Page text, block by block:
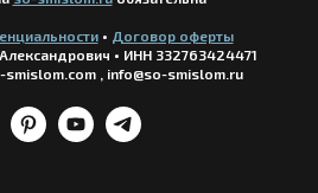
• Договор оферты
• ИНН 332763424471
smislom.com , info@so-smislom.ru